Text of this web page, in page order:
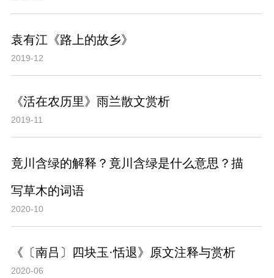
袁有江《路上的故乡》
2019-12
《活在农历里》雨兰散文赏析
2019-11
竟川含绿的解释？竟川含绿是什么意思？描
写草木的词语
2020-10
《〔南吕〕四块玉·恬退》原文注释与赏析
2020-06